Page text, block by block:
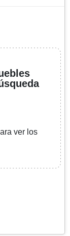
ver los